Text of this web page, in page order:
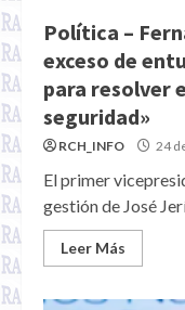
Política –
exceso de
para resolver
seguridad»
RCH_INFO 24
El primer
gestión de José
Leer Más